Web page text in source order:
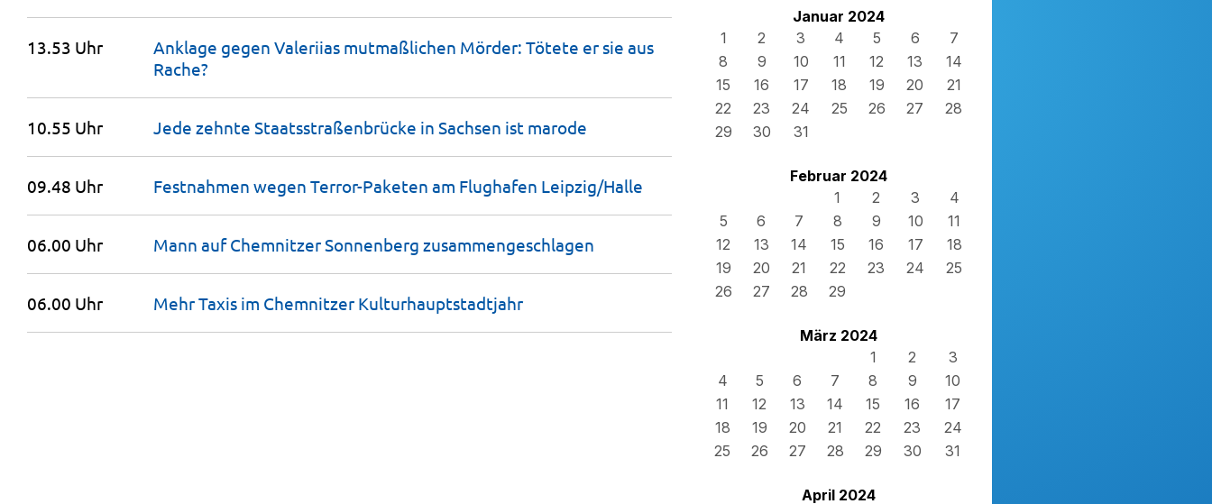
Januar 2024
1
2 3 4 5 6
7
8
9 10 11 12 13
14
15
16 17 18 19 20
21
22
23 24 25 26 27
28
29
30 31
Februar 2024
1
2 3
4
5
6 7 8 9 10
11
12
13 14 15 16 17
18
19
20 21 22 23 24
25
26
27 28 29
März 2024
1
2
3
4
5 6 7 8 9
10
11
12 13 14 15 16
17
18
19 20 21 22 23
24
25
26 27 28 29 30 31
April 2024
13.53 Uhr
Anklage gegen Valeriias mutmaßlichen Mörder: Tötete er sie aus
Rache?
10.55 Uhr Jede zehnte Staatsstraßenbrücke in Sachsen ist marode
09.48 Uhr Festnahmen wegen Terror-Paketen am Flughafen Leipzig/Halle
06.00 Uhr Mann auf Chemnitzer Sonnenberg zusammengeschlagen
06.00 Uhr Mehr Taxis im Chemnitzer Kulturhauptstadtjahr